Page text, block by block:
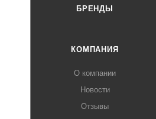
БРЕНДЫ
КОМПАНИЯ
О компании
Новости
Отзывы